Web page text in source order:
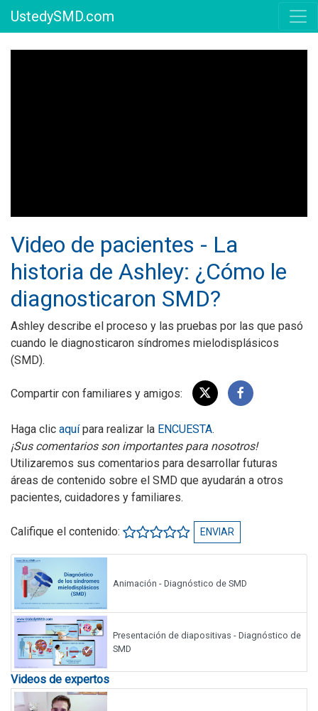
UstedySMD.com
Video de pacientes - La
historia de Ashley: ¿Cómo le
diagnosticaron SMD?
Ashley describe el proceso y las pruebas por las que pasó
cuando le diagnosticaron síndromes mielodisplásicos
(SMD).
Compartir con familiares y amigos:
Haga clic aquípara realizar la ENCUESTA.
¡Sus comentarios son importantes para nosotros!
Utilizaremos sus comentarios para desarrollar futuras
áreas de contenido sobre el SMD que ayudarán a otros
pacientes, cuidadores y familiares.
Califique el contenido: ENVIAR
Animación - Diagnóstico de SMD
Presentación de diapositivas - Diagnóstico de
SMD
Videos de expertos